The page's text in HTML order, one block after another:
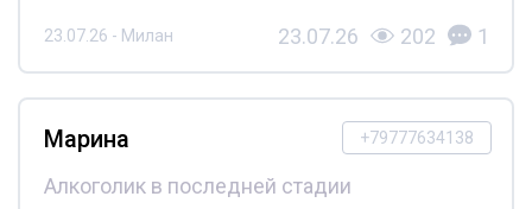
23.07.26 - Милан 23.07.26 202 1
+79777634138
Марина
Алкоголик в последней стадии